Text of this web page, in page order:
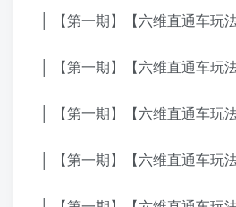
│ 【第一期】【六维直通车
│ 【第一期】【六维直通车
│ 【第一期】【六维直通车
│ 【第一期】【六维直通车